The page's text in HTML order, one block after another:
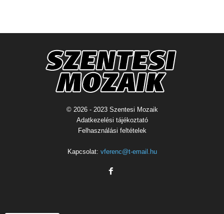
© 2026 - 2023 Szentesi Mozaik
Adatkezelési tájékoztató
Felhasználási feltételek
Kapcsolat: vferenc@t-email.hu